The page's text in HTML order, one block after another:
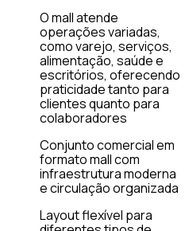
O mall atende
operações variadas,
como varejo, serviços,
alimentação, saúde e
escritórios, oferecendo
praticidade tanto para
clientes quanto para
colaboradores
Conjunto comercial em
formato mall com
infraestrutura moderna
e circulação organizada
Layout flexível para